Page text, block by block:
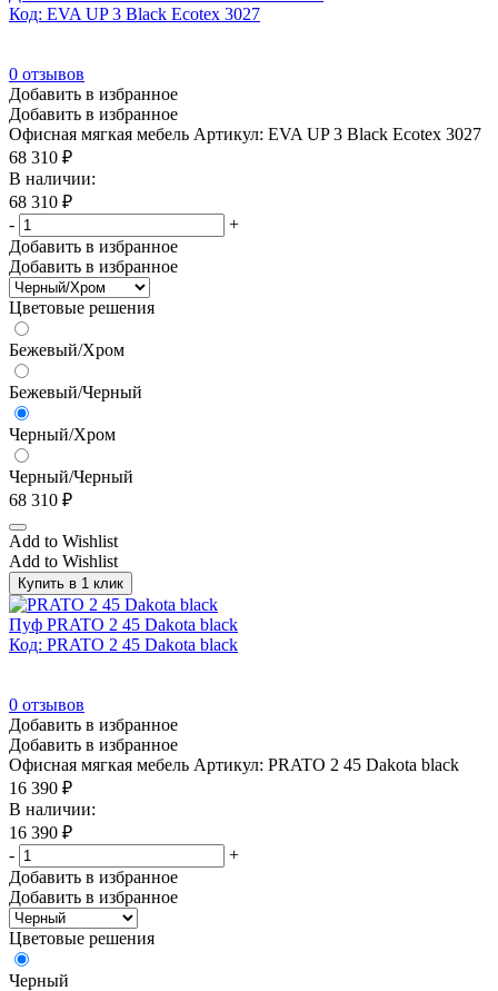
Код: EVA UP 3 Black Ecotex 3027
0 отзывов
Добавить в избранное
Добавить в избранное
Офисная мягкая мебель Артикул: EVA UP 3 Black Ecotex 3027
68 310 ₽
В наличии:
68 310 ₽
-
+
Добавить в избранное
Добавить в избранное
Цветовые решения
Бежевый/Хром
Бежевый/Черный
Черный/Хром
Черный/Черный
68 310 ₽
Add to Wishlist
Add to Wishlist
Купить в 1 клик
Пуф PRATO 2 45 Dakota black
Код: PRATO 2 45 Dakota black
0 отзывов
Добавить в избранное
Добавить в избранное
Офисная мягкая мебель Артикул: PRATO 2 45 Dakota black
16 390 ₽
В наличии:
16 390 ₽
-
+
Добавить в избранное
Добавить в избранное
Цветовые решения
Черный